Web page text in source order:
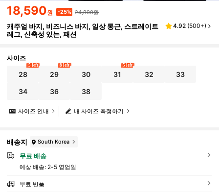
18,590원 -25% 24,890원
캐주얼 바지, 비즈니스 바지, 일상 통근, 스트레이트
레그, 신축성 있는, 패션
4.92 (500+)
사이즈
28
5 left
29
8 left
30 31
5 left
32 33
34 36 38
내 사이즈 측정하기
사이즈 안내
배송지 South Korea
무료 배송
예상 배송: 2-5 영업일
무료 반품